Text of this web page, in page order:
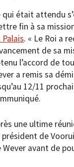
qui était attendu
fin à sa
Palais. « Le Roi a
de sa
l’accord de
a remis sa
12/11
une ultime
président de
Wever avant de